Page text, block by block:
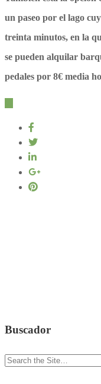
un paseo por el lago
treinta minutos, en la
se pueden alquilar
pedales por 8€ media
Buscador
Search
for: